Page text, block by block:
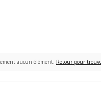
aucun élément. Retour pour